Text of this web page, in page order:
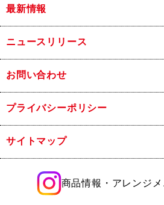
最新情報
ニュースリリース
お問い合わせ
プライバシーポリシー
サイトマップ
商品情報・アレンジメ